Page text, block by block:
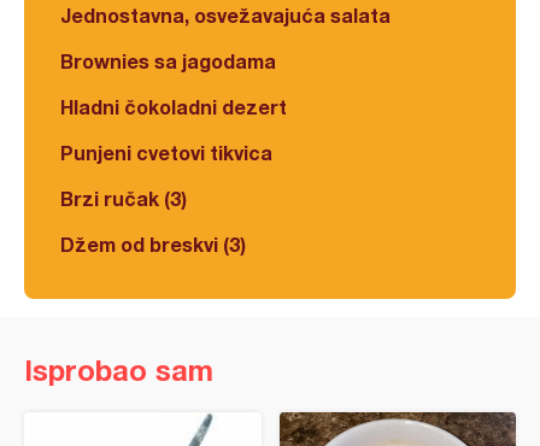
Jednostavna, osvežavajuća salata
Brownies sa jagodama
Hladni čokoladni dezert
Punjeni cvetovi tikvica
Brzi ručak (3)
Džem od breskvi (3)
Isprobao sam